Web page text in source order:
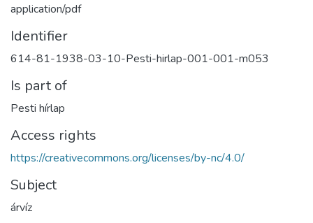
application/pdf
Identifier
614-81-1938-03-10-Pesti-hirlap-001-001-m053
Is part of
Pesti hírlap
Access rights
https://creativecommons.org/licenses/by-nc/4.0/
Subject
árvíz